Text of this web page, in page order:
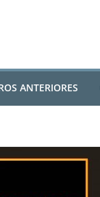
ANTERIORES